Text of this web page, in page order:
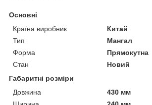
Основні
Країна виробник
Китай
Тип
Мангал
Форма
Прямокутна
Стан
Новий
Габаритні розміри
Довжина
430 мм